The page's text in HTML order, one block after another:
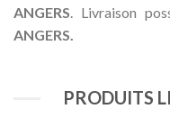
ANGERS. Livraison
ANGERS.
PRODUITS